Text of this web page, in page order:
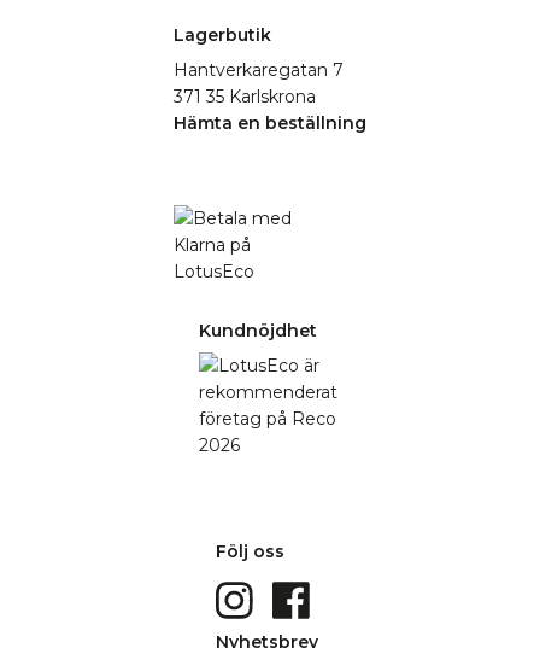
Lagerbutik
Hantverkaregatan 7
371 35 Karlskrona
Hämta en beställning
Kundnöjdhet
Följ oss
Nyhetsbrev